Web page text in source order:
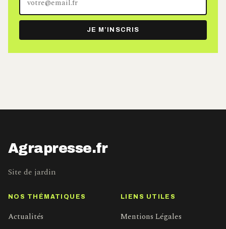
adresse
e-
mail
JE M’INSCRIS
Agrapresse.fr
Site de jardin
NOS THÉMATIQUES
Actualités
LIENS UTILES
Mentions Légales